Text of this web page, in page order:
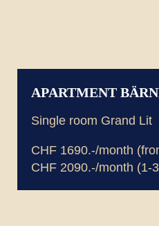
APARTMENT
Single room Grand Lit
CHF 1690.-/month
CHF 2090.-/month (1-